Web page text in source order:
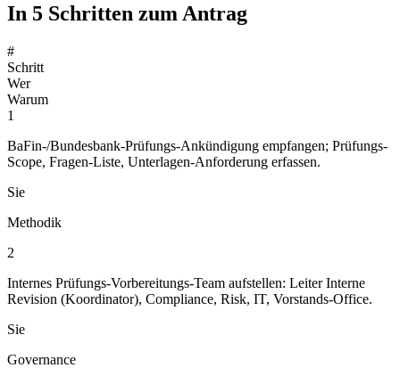
In 5 Schritten zum Antrag
#
Schritt
Wer
Warum
1
BaFin-/Bundesbank-Prüfungs-Ankündigung empfangen; Prüfungs-
Scope, Fragen-Liste, Unterlagen-Anforderung erfassen.
Sie
Methodik
2
Internes Prüfungs-Vorbereitungs-Team aufstellen: Leiter Interne
Revision (Koordinator), Compliance, Risk, IT, Vorstands-Office.
Sie
Governance